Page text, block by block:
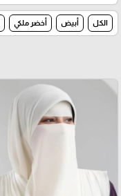
الكل أبيض أخضر ملكي